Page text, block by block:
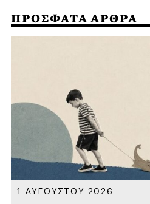
ΠΡΟΣΦΑΤΑ ΑΡΘΡΑ
1 ΑΥΓΟΥΣΤΟΥ 2026